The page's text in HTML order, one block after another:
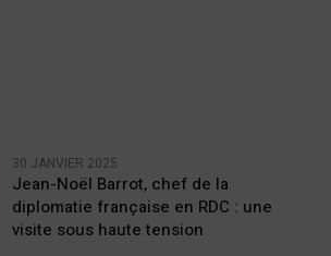
30 JANVIER 2025
Jean-Noël Barrot, chef de la
diplomatie française en RDC : une
visite sous haute tension